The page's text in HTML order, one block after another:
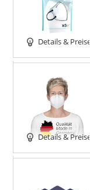
Details & Preise
Details & Preise